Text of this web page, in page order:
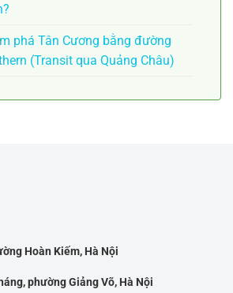
phá Tân Cương bằng đường
(Transit qua Quảng Châu)
Hoàn Kiếm, Hà Nội
phường Giảng Võ, Hà Nội